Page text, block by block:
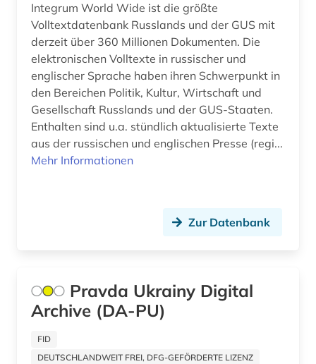
kalifornien (1)
kambodscha (1)
kanada (5)
karibik (1)
karibik und latino studies (4)
karikatur (1)
katholische kirche. sancta sedes (1)
kaukasus (1)
Integrum World Wide ist die größte
Volltextdatenbank Russlands und der GUS mit
derzeit über 360 Millionen Dokumenten. Die
elektronischen Volltexte in russischer und
englischer Sprache haben ihren Schwerpunkt in
den Bereichen Politik, Kultur, Wirtschaft und
Gesellschaft Russlands und der GUS-Staaten.
Enthalten sind u.a. stündlich aktualisierte Texte
aus der russischen und englischen Presse (regi...
Mehr Informationen
Zur Datenbank
Pravda Ukrainy Digital
Archive (DA-PU)
FID
DEUTSCHLANDWEIT FREI, DFG-GEFÖRDERTE LIZENZ